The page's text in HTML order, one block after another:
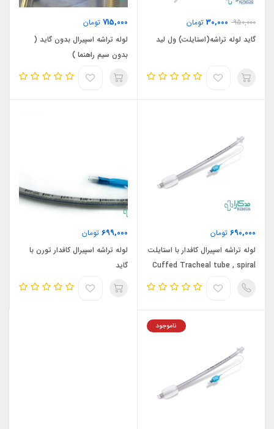
950,000
30,000 تومان
گاید لوله تراشه(استایلت) ول لید
715,000 تومان
لوله تراشه اسپیرال بدون گاید (
بدون سیم راهنما )
690,000 تومان
لوله تراشه اسپیرال کافدار با استایلت
Cuffed Tracheal tube , spiral
reinforcement with stylet
699,000 تومان
لوله تراشه اسپیرال کافدار تورن با
گاید
ناموجود